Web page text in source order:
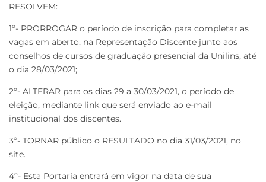
RESOLVEM:
1º- PRORROGAR o período de inscrição para completar as
vagas em aberto, na Representação Discente junto aos
conselhos de cursos de graduação presencial da Unilins, até
o dia 28/03/2021;
2º- ALTERAR para os dias 29 a 30/03/2021, o período de
eleição, mediante link que será enviado ao e-mail
institucional dos discentes.
3º- TORNAR público o RESULTADO no dia 31/03/2021, no
site.
4º- Esta Portaria entrará em vigor na data de sua